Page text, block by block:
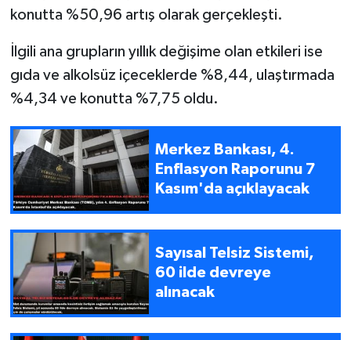
konutta %50,96 artış olarak gerçekleşti.
İlgili ana grupların yıllık değişime olan etkileri ise
gıda ve alkolsüz içeceklerde %8,44, ulaştırmada
%4,34 ve konutta %7,75 oldu.
Merkez Bankası, 4.
Enflasyon Raporunu 7
Kasım'da açıklayacak
Sayısal Telsiz Sistemi,
60 ilde devreye
alınacak